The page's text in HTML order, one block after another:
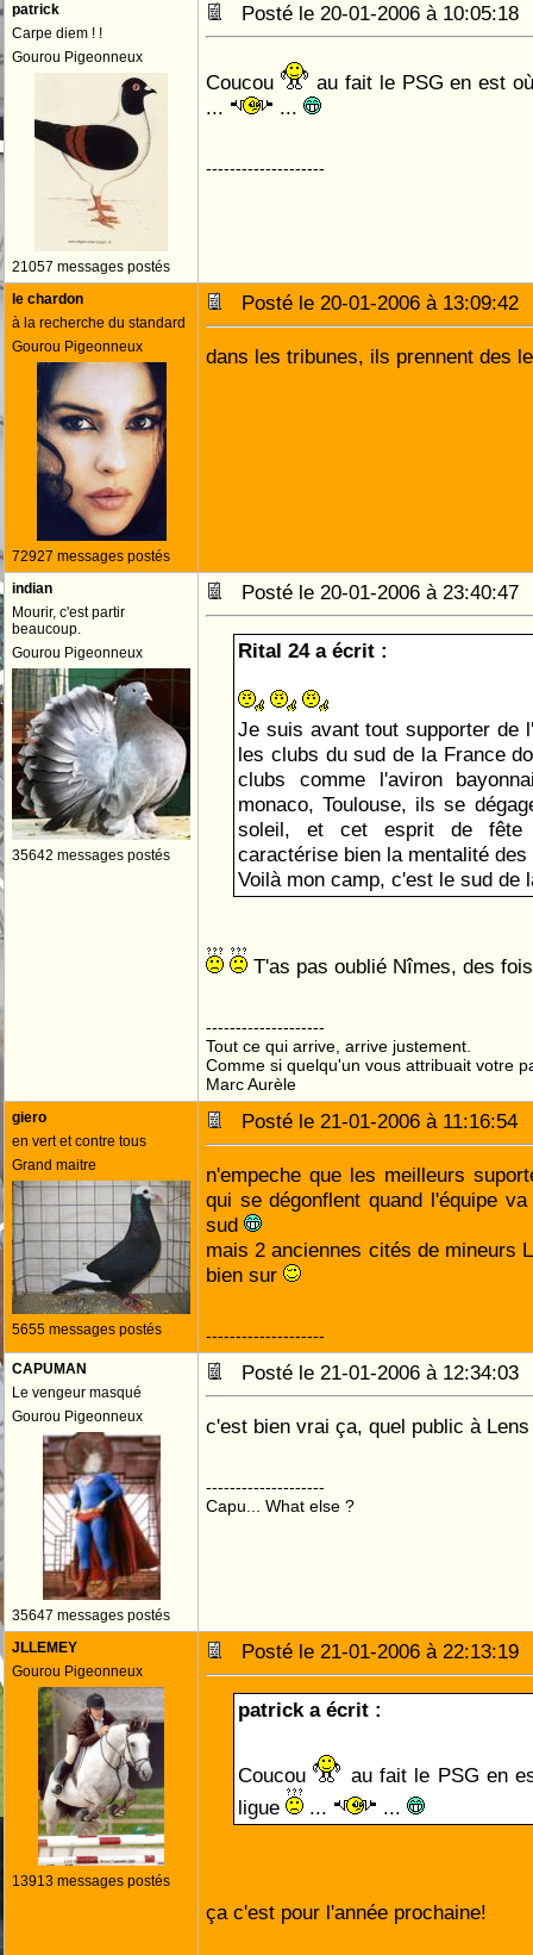
patrick
Carpe diem ! !
Gourou Pigeonneux
21057 messages postés
Posté le 20-01-2006 à
Coucou
au fait le PSG en est
...
...
--------------------
le chardon
à la recherche du standard
Gourou Pigeonneux
72927 messages postés
Posté le 20-01-2006 à
dans les tribunes, ils prennent des
indian
Mourir, c'est partir
beaucoup.
Gourou Pigeonneux
35642 messages postés
Posté le 20-01-2006 à
Rital 24 a écrit :
Je suis avant tout supporter de
les clubs du sud de la France
clubs comme l'aviron
monaco, Toulouse, ils se
soleil, et cet esprit de
caractérise bien la mentalité
Voilà mon camp, c'est le sud de
T'as pas oublié Nîmes, des
--------------------
Tout ce qui arrive, arrive justement.
Comme si quelqu'un vous attribuait votre
Marc Aurèle
giero
en vert et contre tous
Grand maitre
5655 messages postés
Posté le 21-01-2006 à
n'empeche que les meilleurs
qui se dégonflent quand l'équipe
sud
mais 2 anciennes cités de mineurs
bien sur
--------------------
CAPUMAN
Le vengeur masqué
Gourou Pigeonneux
35647 messages postés
Posté le 21-01-2006 à
c'est bien vrai ça, quel public à
--------------------
Capu... What else ?
JLLEMEY
Gourou Pigeonneux
13913 messages postés
Posté le 21-01-2006 à
patrick a écrit :
Coucou
au fait le PSG en
ligue
... ...
ça c'est pour l'année prochaine!